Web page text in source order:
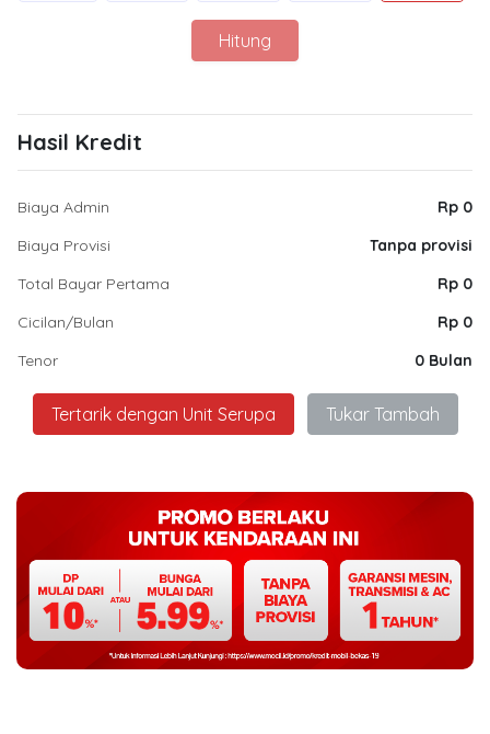
Hitung
Hasil Kredit
Biaya Admin
Rp 0
Biaya Provisi
Tanpa provisi
Total Bayar Pertama
Rp 0
Cicilan/Bulan
Rp 0
Tenor
0 Bulan
Tertarik dengan Unit Serupa Tukar Tambah